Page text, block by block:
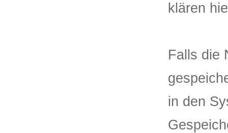
klären
Falls die
in den